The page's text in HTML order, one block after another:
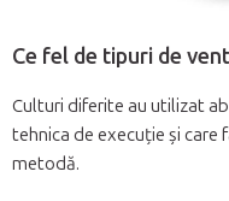
Ce fel de tipuri de
Culturi diferite au utilizat
tehnica de execuție și care
metodă.